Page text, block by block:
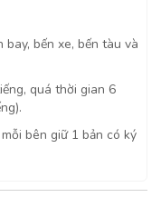
bay, bến xe, bến tàu và
quá thời gian 6
bên giữ 1 bản có ký